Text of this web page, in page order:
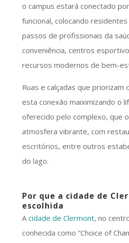
o campus estará conectado
funcional, colocando
passos de profissionais da
conveniência, centros
recursos modernos de bem-
Ruas e calçadas que
esta conexão maiximizando o
oferecido pelo complexo, que
atmosfera vibrante, com
escritórios, entre outros
do lago.
Por que a cidade de
escolhida
Acidade de Clermont, no
conhecida como “Choice of